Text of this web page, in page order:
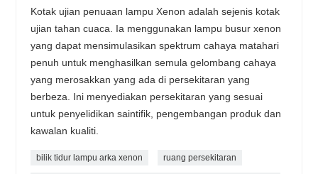
Kotak ujian penuaan lampu Xenon adalah sejenis kotak
ujian tahan cuaca. Ia menggunakan lampu busur xenon
yang dapat mensimulasikan spektrum cahaya matahari
penuh untuk menghasilkan semula gelombang cahaya
yang merosakkan yang ada di persekitaran yang
berbeza. Ini menyediakan persekitaran yang sesuai
untuk penyelidikan saintifik, pengembangan produk dan
kawalan kualiti.
bilik tidur lampu arka xenon ruang persekitaran